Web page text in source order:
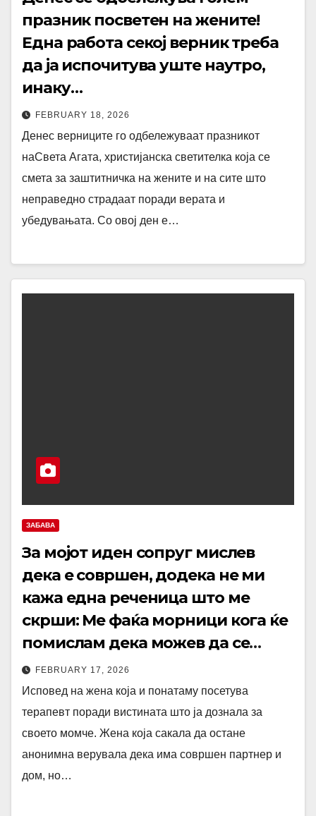
празник посветен на жените!
Една работа секој верник треба
да ја испочитува уште наутро,
инаку…
FEBRUARY 18, 2026
Денес верниците го одбележуваат празникот
наСвета Агата, христијанска светителка која се
смета за заштитничка на жените и на сите што
неправедно страдаат поради верата и
убедувањата. Со овој ден е…
ЗАБАВА
За мојот иден сопруг мислев
дека е совршен, додека не ми
кажа една реченица што ме
скрши: Ме фаќа морници кога ќе
помислам дека можев да се
омажам
FEBRUARY 17, 2026
Исповед на жена која и понатаму посетува
терапевт поради вистината што ја дознала за
своето момче. Жена која сакала да остане
анонимна верувала дека има совршен партнер и
дом, но…